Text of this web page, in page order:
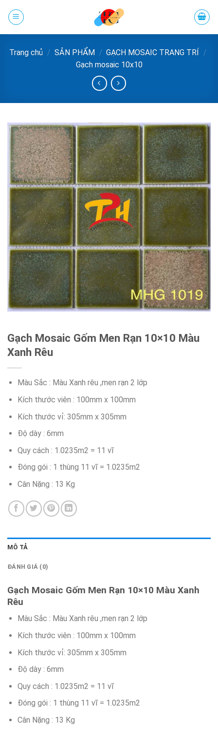
đến
dungTrang chủ / SẢN PHẨM / GẠCH MOSAIC TRANG TRÍ /
Gạch mosaic 10x10
Gạch Mosaic Gốm Men Rạn 10×10 Màu
Xanh Rêu
Màu Sắc : Màu Xanh rêu ,men rạn 2 lớp
Kích thước viên : 100mm x 100mm
Kích thước vỉ: 305mm x 305mm
Độ dày : 6mm
Quy cách : 1.0235m2 = 11 vĩ
Đóng gói : 1 thùng 11 vĩ = 1.0235m2
Cân Nặng : 13 Kg
MÔ TẢ
ĐÁNH GIÁ (0)
Gạch Mosaic Gốm Men Rạn 10×10 Màu Xanh
Rêu
Màu Sắc : Màu Xanh rêu ,men rạn 2 lớp
Kích thước viên : 100mm x 100mm
Kích thước vỉ: 305mm x 305mm
Độ dày : 6mm
Quy cách : 1.0235m2 = 11 vĩ
Đóng gói : 1 thùng 11 vĩ = 1.0235m2
Cân Nặng : 13 Kg